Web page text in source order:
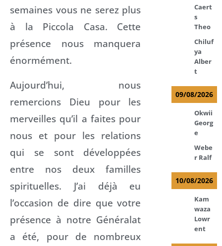
semaines vous ne serez plus
à la Piccola Casa. Cette
présence nous manquera
énormément.
Aujourd’hui, nous
remercions Dieu pour les
merveilles qu’il a faites pour
nous et pour les relations
qui se sont développées
entre nos deux familles
spirituelles. J’ai déjà eu
l’occasion de dire que votre
présence à notre Généralat
a été, pour de nombreux
Caert
s
Theo
Chiluf
ya
Alber
t
09/08/2026
Okwii
Georg
e
Webe
r Ralf
10/08/2026
Kam
waza
Lowr
ent